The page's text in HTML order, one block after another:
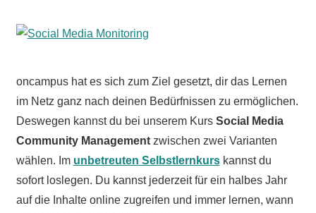
oncampus hat es sich zum Ziel gesetzt, dir das Lernen
im Netz ganz nach deinen Bedürfnissen zu ermöglichen.
Deswegen kannst du bei unserem Kurs Social Media
Community Managementzwischen zwei Varianten
wählen. Im unbetreuten Selbstlernkurs kannst du
sofort loslegen. Du kannst jederzeit für ein halbes Jahr
auf die Inhalte online zugreifen und immer lernen, wann